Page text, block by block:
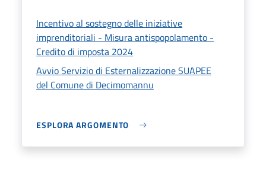
Incentivo al sostegno delle iniziative
imprenditoriali - Misura antispopolamento -
Credito di imposta 2024
Avvio Servizio di Esternalizzazione SUAPEE
del Comune di Decimomannu
ESPLORA ARGOMENTO